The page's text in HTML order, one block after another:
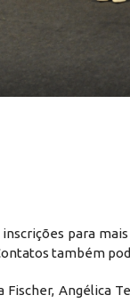
para
também
Angélica